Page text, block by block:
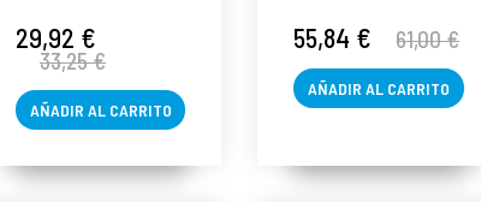
Bruno Vassari ®
29,92 €
33,25 €
AÑADIR AL CARRITO
Vassari ®
55,84 € 61,00 €
AÑADIR AL CARRITO